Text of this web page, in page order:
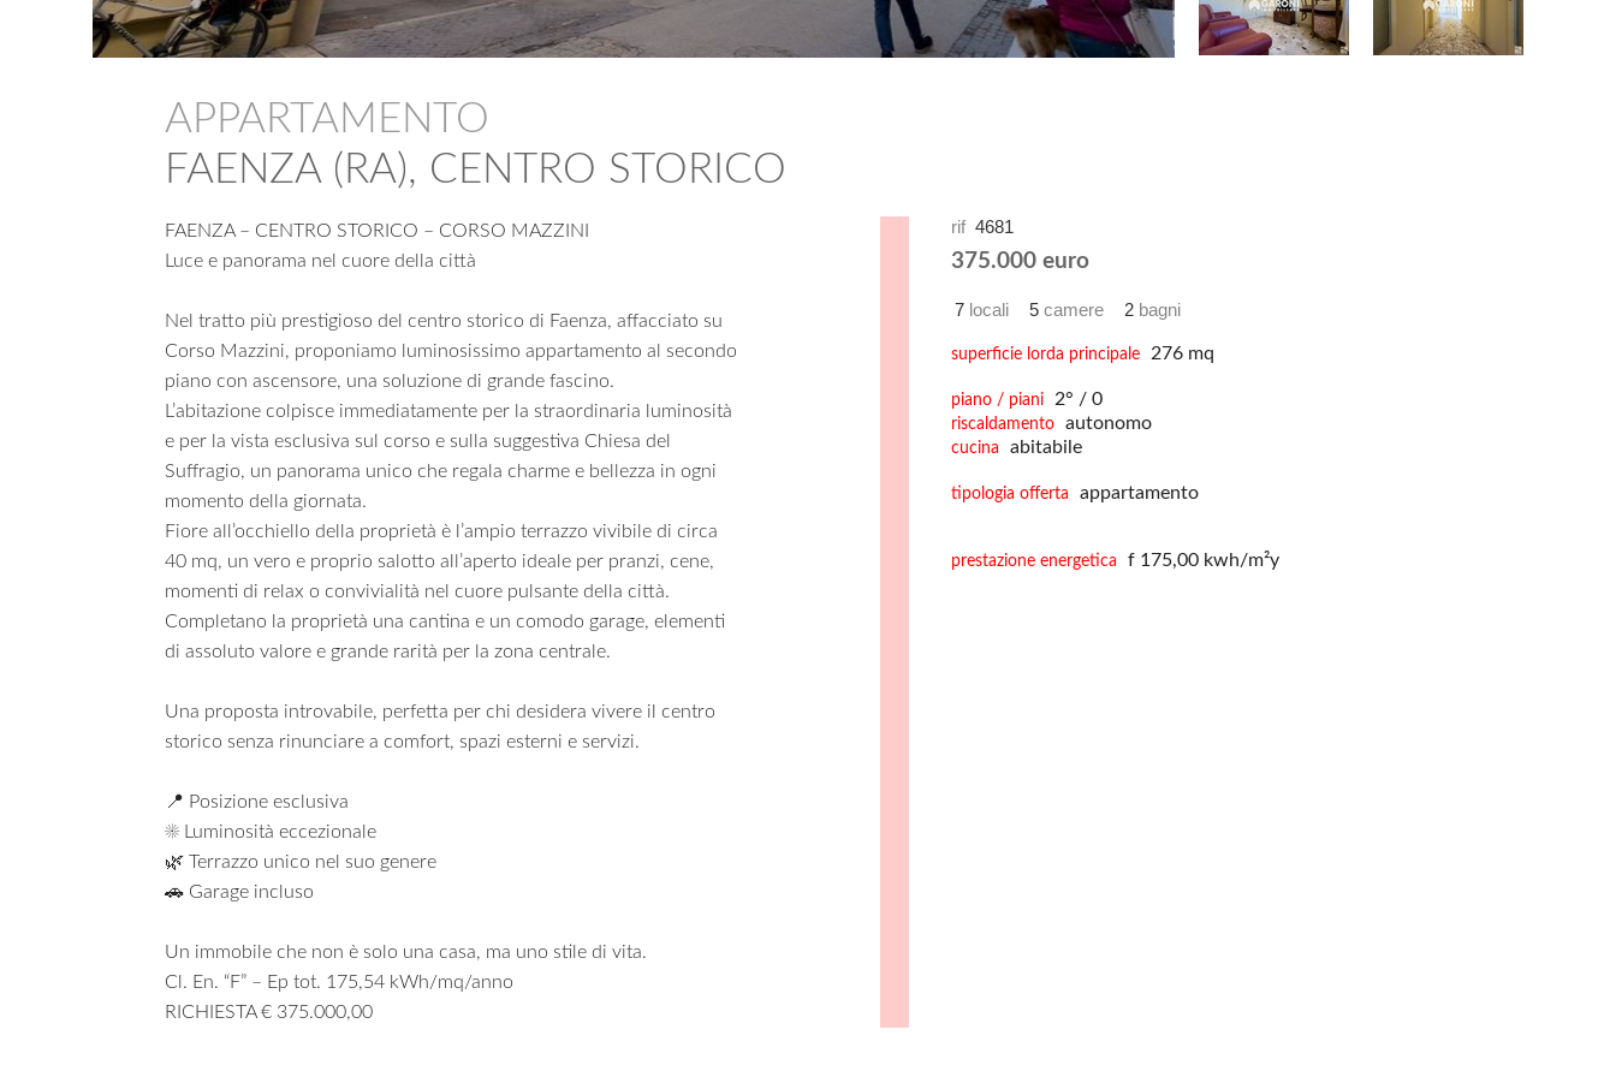
APPARTAMENTO
FAENZA (RA), CENTRO STORICO
FAENZA – CENTRO STORICO – CORSO MAZZINI
Luce e panorama nel cuore della città
Nel tratto più prestigioso del centro storico di Faenza, affacciato su
Corso Mazzini, proponiamo luminosissimo appartamento al secondo
piano con ascensore, una soluzione di grande fascino.
L’abitazione colpisce immediatamente per la straordinaria luminosità
e per la vista esclusiva sul corso e sulla suggestiva Chiesa del
Suffragio, un panorama unico che regala charme e bellezza in ogni
momento della giornata.
Fiore all’occhiello della proprietà è l’ampio terrazzo vivibile di circa
40 mq, un vero e proprio salotto all’aperto ideale per pranzi, cene,
momenti di relax o convivialità nel cuore pulsante della città.
Completano la proprietà una cantina e un comodo garage, elementi
di assoluto valore e grande rarità per la zona centrale.
Una proposta introvabile, perfetta per chi desidera vivere il centro
storico senza rinunciare a comfort, spazi esterni e servizi.
📍 Posizione esclusiva
☀️ Luminosità eccezionale
🌿 Terrazzo unico nel suo genere
🚗 Garage incluso
Un immobile che non è solo una casa, ma uno stile di vita.
Cl. En. “F” – Ep tot. 175,54 kWh/mq/anno
RICHIESTA € 375.000,00
rif 4681
375.000 euro
7 locali 5 camere 2 bagni
superficie lorda principale 276 mq
piano / piani 2° / 0
riscaldamento autonomo
cucina abitabile
tipologia offerta appartamento
prestazione energetica f175,00 kwh/m²y